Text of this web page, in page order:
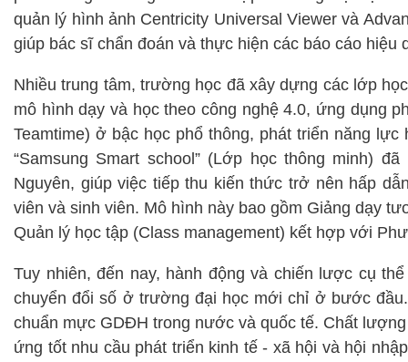
quản lý hình ảnh Centricity Universal Viewer và
giúp bác sĩ chẩn đoán và thực hiện các báo cáo hiệu
Nhiều trung tâm, trường học đã xây dựng các lớp
mô hình dạy và học theo công nghệ 4.0, ứng dụng
Teamtime) ở bậc học phổ thông, phát triển năng
“Samsung Smart school” (Lớp học thông minh)
Nguyên, giúp việc tiếp thu kiến thức trở nên hấp
viên và sinh viên. Mô hình này bao gồm Giảng dạy
Quản lý học tập (Class management) kết hợp với
Tuy nhiên, đến nay, hành động và chiến lược cụ
chuyển đổi số ở trường đại học mới chỉ ở bước
chuẩn mực GDĐH trong nước và quốc tế. Chất
ứng tốt nhu cầu phát triển kinh tế - xã hội và hội